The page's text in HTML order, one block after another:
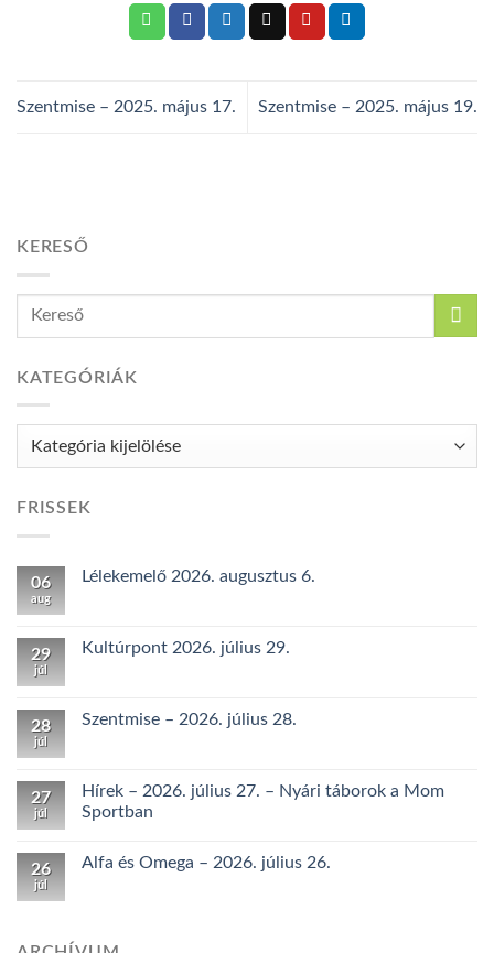
Szentmise – 2025. május 17. Szentmise – 2025. május 19.
KERESŐ
KATEGÓRIÁK
Kategóriák
FRISSEK
06
aug
Lélekemelő 2026. augusztus 6.
29
júl
Kultúrpont 2026. július 29.
28
júl
Szentmise – 2026. július 28.
27
júl
Hírek – 2026. július 27. – Nyári táborok a Mom
Sportban
26
júl
Alfa és Omega – 2026. július 26.